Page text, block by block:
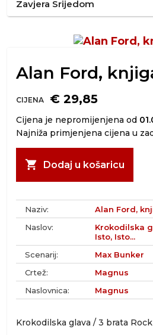
Zavjera Srijedom
Alan Ford,
CIJENA € 29,85
Cijena je nepromijenjena od
Najniža primjenjena cijena u
shopping_cart Dodaj u košaricu
Naziv:
Alan Ford,
Naslov:
Krokodilska
Isto, Isto...
Scenarij:
Max Bunker
Crtež:
Magnus
Naslovnica:
Magnus
Krokodilska glava / 3 brata